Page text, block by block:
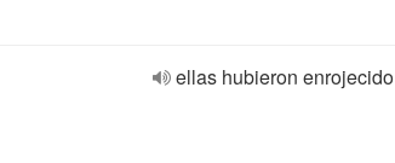
ellas hubieron enrojecido